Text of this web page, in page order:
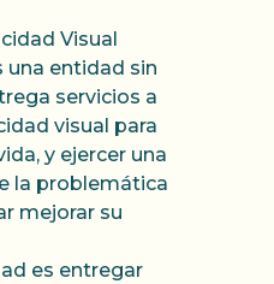
Visual
una entidad sin
servicios a
visual para
y ejercer una
la problemática
mejorar su
es entregar